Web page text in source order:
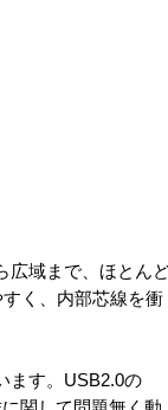
広域まで、ほとん
く、内部芯線を衝
ます。USB2.0の